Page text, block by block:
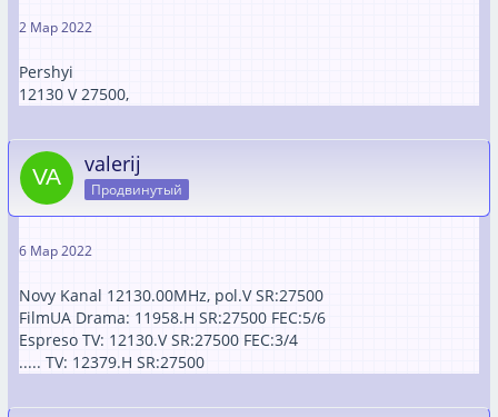
2 Мар 2022
Pershyi
12130 V 27500,
valerij
Продвинутый
6 Мар 2022
Novy Kanal 12130.00MHz, pol.V SR:27500
FilmUA Drama: 11958.H SR:27500 FEC:5/6
Espreso TV: 12130.V SR:27500 FEC:3/4
..... TV: 12379.H SR:27500